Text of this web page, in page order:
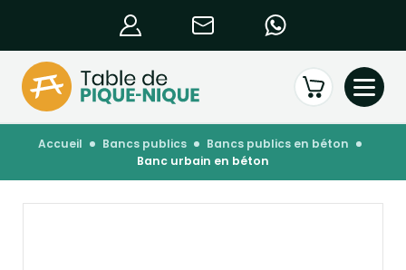
accueil bancs publics
bancs publics en béton
banc urbain en béton